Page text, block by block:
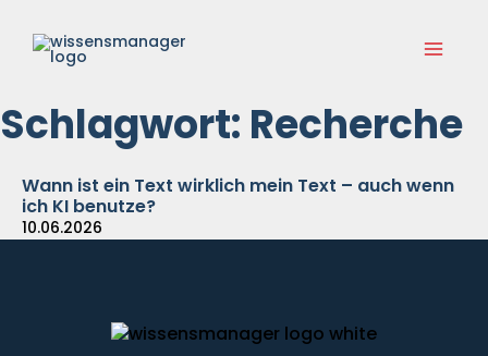
Inhalt
springen
Schlagwort: Recherche
Wann ist ein Text wirklich mein Text – auch wenn
ich KI benutze?
10.06.2026